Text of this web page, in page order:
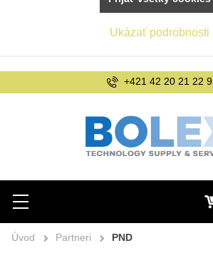
Hľadať
Menu
+421 42 20 21 22 9
Úvod Partneri PND
Ukázať podrobnosti